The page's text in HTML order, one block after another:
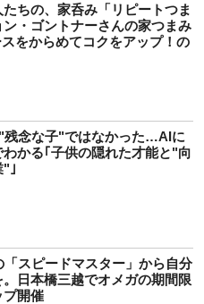
たちの、家呑み「リピートつま
・ゴントナーさんの家つまみ
をからめてコクをアップ！の
残念な子"ではなかった…AIに
わかる｢子供の隠れた才能と"向
"｣
「スピードマスター」から自分
。日本橋三越でオメガの期間限
プ開催